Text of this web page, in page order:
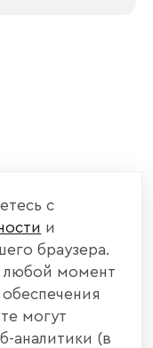
с
и
браузера.
любой момент
могут
аналитики (в